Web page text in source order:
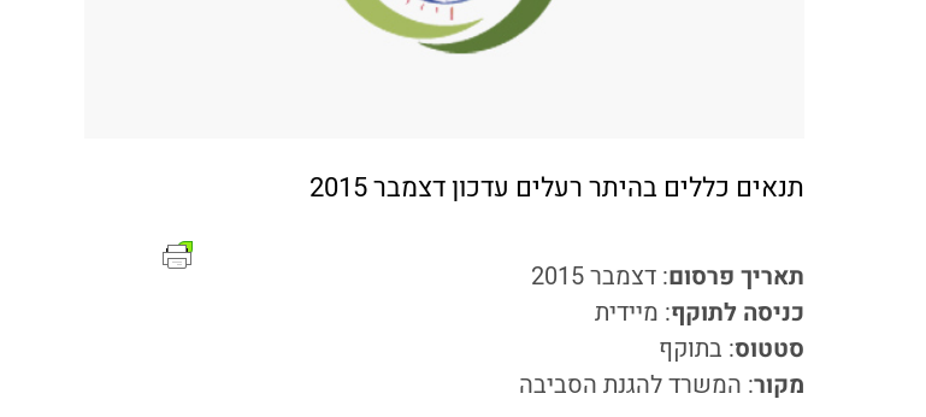
תנאים כללים בהיתר רעלים עדכון דצמבר 2015
תאריך פרסום: דצמבר 2015
כניסה לתוקף: מיידית
סטטוס: בתוקף
מקור: המשרד להגנת הסביבה